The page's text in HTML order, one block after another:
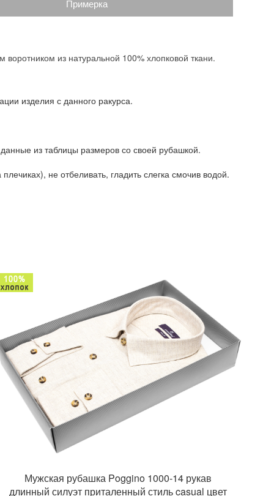
Примерка
из натуральной 100% хлопковой ткани.
изделия с данного ракурса.
из таблицы размеров со своей рубашкой.
не отбеливать, гладить слегка смочив водой.
Мужская рубашка Poggino 1000-14 рукав
длинный силуэт приталенный стиль casual цвет